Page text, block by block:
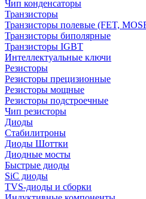
Чип конденсаторы
Транзисторы
Транзисторы полевые (FET,
Транзисторы биполярные
Транзисторы IGBT
Интеллектуальные ключи
Резисторы
Резисторы прецизионные
Резисторы мощные
Резисторы подстроечные
Чип резисторы
Диоды
Стабилитроны
Диоды Шоттки
Диодные мосты
Быстрые диоды
SiC диоды
TVS-диоды и сборки